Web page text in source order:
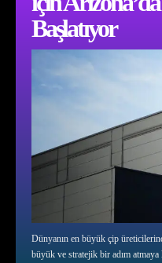
Başlatıyor
Dünyanın en büyük çip
büyük ve stratejik bir adım